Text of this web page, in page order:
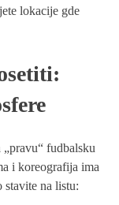
lokacije gde
fudbalsku
i koreografija ima
na listu: